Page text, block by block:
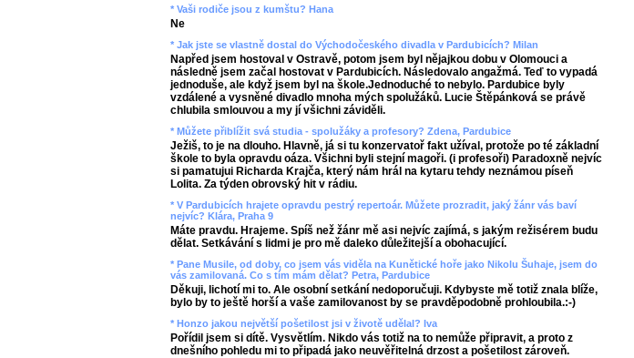
* Vaši rodiče jsou z kumštu? Hana
Ne
* Jak jste se vlastně dostal do Východočeského divadla v Pardubicích? Milan
Napřed jsem hostoval v Ostravě, potom jsem byl nějajkou dobu v Olomouci a
následně jsem začal hostovat v Pardubicích. Následovalo angažmá. Teď to vypadá
jednoduše, ale když jsem byl na škole.Jednoduché to nebylo. Pardubice byly
vzdálené a vysněné divadlo mnoha mých spolužáků. Lucie Štěpánková se právě
chlubila smlouvou a my jí všichni záviděli.
* Můžete přiblížit svá studia - spolužáky a profesory? Zdena, Pardubice
Ježiš, to je na dlouho. Hlavně, já si tu konzervatoř fakt užíval, protože po té základní
škole to byla opravdu oáza. Všichni byli stejní magoři. (i profesoři) Paradoxně nejvíc
si pamatujui Richarda Krajča, který nám hrál na kytaru tehdy neznámou píseň
Lolita. Za týden obrovský hit v rádiu.
* V Pardubicích hrajete opravdu pestrý repertoár. Můžete prozradit, jaký žánr vás baví
nejvíc? Klára, Praha 9
Máte pravdu. Hrajeme. Spíš než žánr mě asi nejvíc zajímá, s jakým režisérem budu
dělat. Setkávání s lidmi je pro mě daleko důležitejší a obohacující.
* Pane Musile, od doby, co jsem vás viděla na Kunětické hoře jako Nikolu Šuhaje, jsem do
vás zamilovaná. Co s tím mám dělat? Petra, Pardubice
Děkuji, lichotí mi to. Ale osobní setkání nedoporučuji. Kdybyste mě totiž znala blíže,
bylo by to ještě horší a vaše zamilovanost by se pravděpodobně prohloubila.:-)
* Honzo jakou největší pošetilost jsi v životě udělal? Iva
Pořídil jsem si dítě. Vysvětlím. Nikdo vás totiž na to nemůže připravit, a proto z
dnešního pohledu mi to připadá jako neuvěřitelná drzost a pošetilost zároveň.